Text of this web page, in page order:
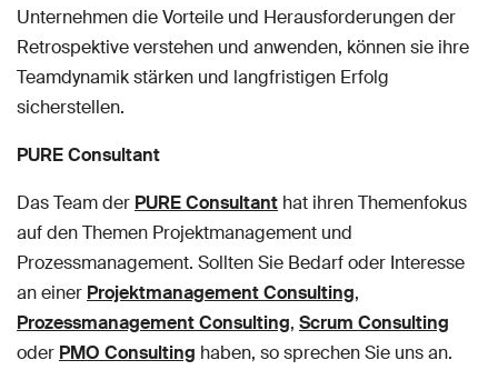
Unternehmen die Vorteile und Herausforderungen der
Retrospektive verstehen und anwenden, können sie ihre
Teamdynamik stärken und langfristigen Erfolg
sicherstellen.
PURE Consultant
Das Team der PURE Consultant hat ihren Themenfokus
auf den Themen Projektmanagement und
Prozessmanagement. Sollten Sie Bedarf oder Interesse
an einer Projektmanagement Consulting,
Prozessmanagement Consulting, Scrum Consulting
oder PMO Consulting haben, so sprechen Sie uns an.